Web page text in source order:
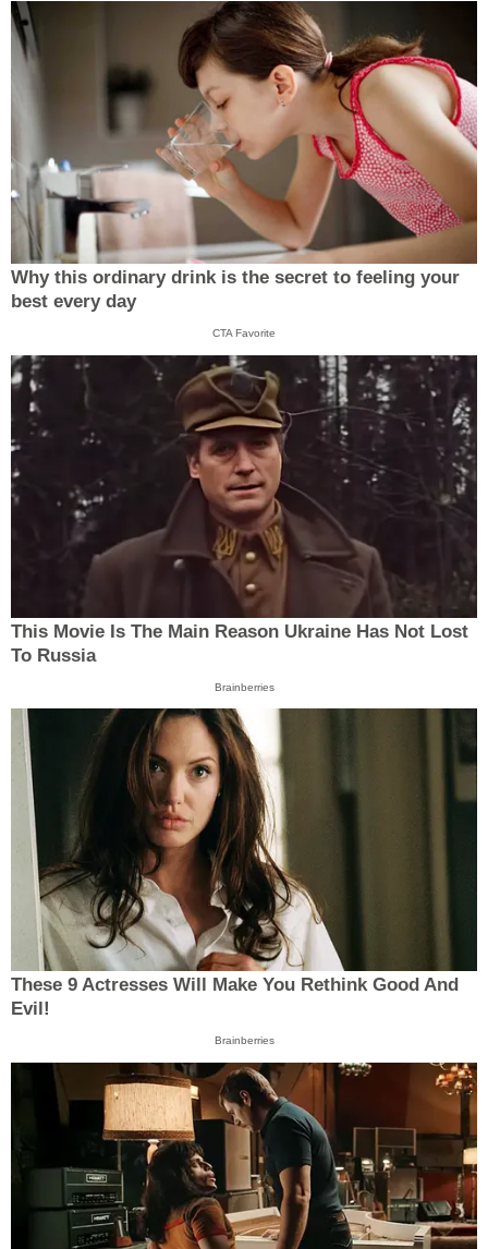
Why this ordinary drink is the secret to feeling your
best every day
CTA Favorite
This Movie Is The Main Reason Ukraine Has Not Lost
To Russia
Brainberries
These 9 Actresses Will Make You Rethink Good And
Evil!
Brainberries